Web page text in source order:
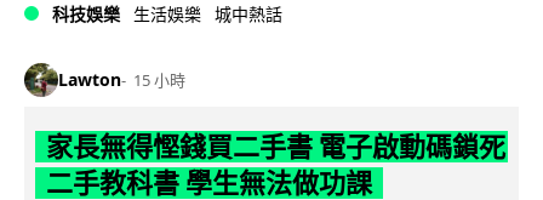
科技娛樂 生活娛樂 城中熱話
Lawton 15 小時
家長無得慳錢買二手書 電子啟動碼鎖死
二手教科書 學生無法做功課